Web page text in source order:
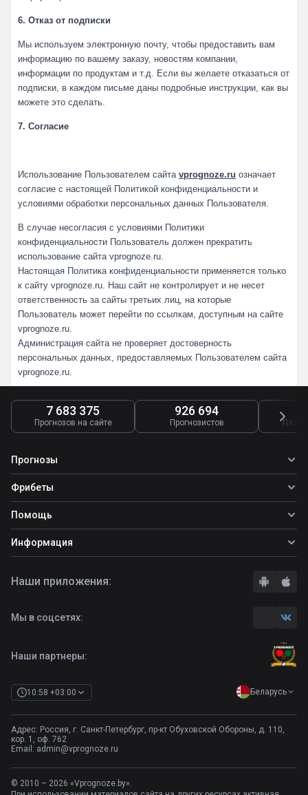
6. Отказ от подписки
Мы используем электронную почту, чтобы предоставить вам
информацию по вашему заказу, новостям компании,
информации по продуктам и т.д. Если вы желаете отказаться от
подписки, в каждом письме даны подробные инструкции, как вы
можете это сделать.
7. Согласие
Использование Пользователем сайта vprognoze.ru означает
согласие с настоящей Политикой конфиденциальности и
условиями обработки персональных данных Пользователя.
В случае несогласия с условиями Политики
конфиденциальности Пользователь должен прекратить
использование сайта vprognoze.ru.
Настоящая Политика конфиденциальности применяется только
к сайту vprognoze.ru. Наш сайт не контролирует и не несет
ответственность за сайты третьих лиц, на которые
Пользователь может перейти по ссылкам, доступным на сайте
vprognoze.ru.
Администрация сайта не проверяет достоверность
персональных данных, предоставляемых Пользователем сайта
vprognoze.ru.
7 683 375
Прогнозов на сайте
926 694
Прогнозистов
Прогнозы
Все прогнозы
Топ ставок
Прогнозы на футбол
Фрибеты
Фрибеты
Помощь
Школа ставок
Вопросы и ответы
Информация
Правила
Контакты
Наши партнеры:
10:58 +03:00 Беларусь
Адрес: Россия, г. Санкт-Петербург, пр-кт Обуховской Обороны, д. 110,
кор. 1, оф. 762
Email: admin@vprognoze.ru
Наши приложения:
Мы в соцсетях:
© 2010 – 2026 «Vprognoze.by».